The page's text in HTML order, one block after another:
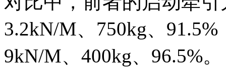
3.2kN/M、750kg、
9kN/M、400kg、96.5%。